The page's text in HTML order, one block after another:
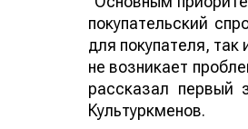
покупательский
для покупателя,
не возникает
рассказал первый
Культуркменов.